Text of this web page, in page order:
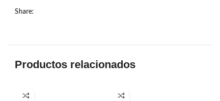
Share:
Productos relacionados